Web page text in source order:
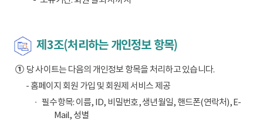
제3조(처리하는 개인정보 항목)
①당 사이트는 다음의 개인정보 항목을 처리하고 있습니다.
- 홈페이지 회원 가입 및 회원제 서비스 제공
필수항목: 이름, ID, 비밀번호, 생년월일, 핸드폰(연락처), E-
Mail, 성별